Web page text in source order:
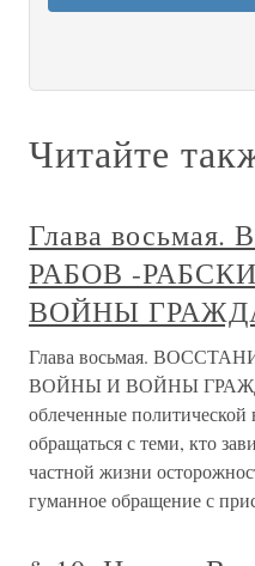
Читайте
Глава
РАБОВ -
ВОЙНЫ
Глава восьмая.
ВОЙНЫ И ВОЙНЫ
облеченные
обращаться с теми, кто
частной жизни
гуманное обращение с